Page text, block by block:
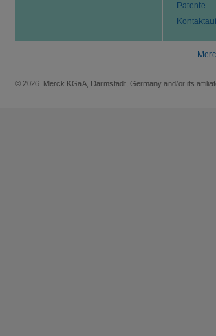
Patente
© 2026 Merck KGaA, Darmstadt, Germany and/or its